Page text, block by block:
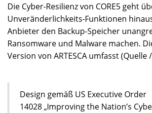
Die Cyber-Resilienz von CORE5 geht
Unveränderlichkeits-Funktionen
Anbieter den Backup-Speicher
Ransomware und Malware machen.
Version von ARTESCA umfasst (Quelle
Design gemäß US Executive Order
14028 „Improving the Nation’s